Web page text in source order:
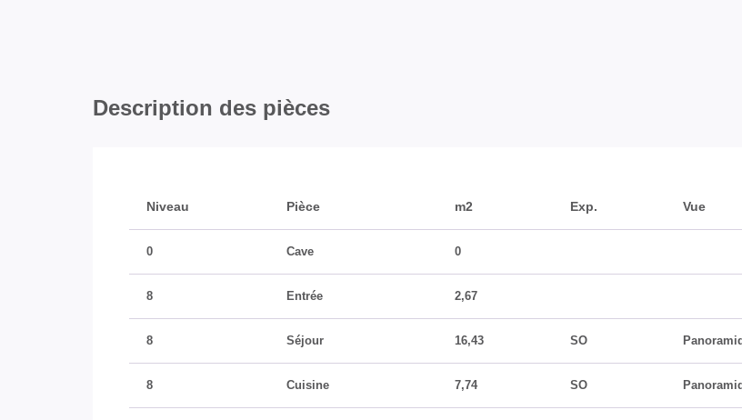
Description des pièces
Niveau Pièce m2 Exp. Vue
0 Cave 0
8 Entrée 2,67
8 Séjour 16,43 SO
8 Cuisine 7,74 SO